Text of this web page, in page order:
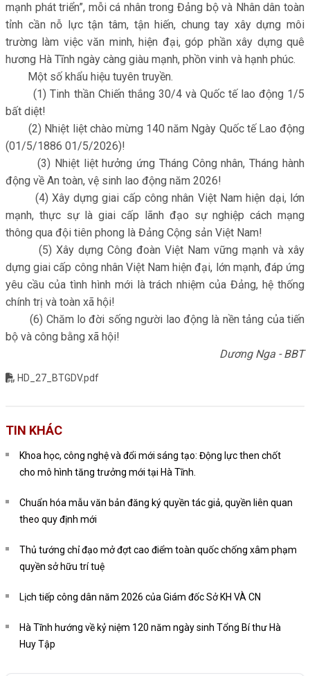
mạnh phát triển”, mỗi cá nhân trong Đảng bộ và Nhân dân toàn
tỉnh cần nỗ lực tận tâm, tận hiến, chung tay xây dựng môi
trường làm việc văn minh, hiện đại, góp phần xây dựng quê
hương Hà Tĩnh ngày càng giàu mạnh, phồn vinh và hạnh phúc.
Một số khẩu hiệu tuyên truyền.
(1) Tinh thần Chiến thắng 30/4 và Quốc tế lao động 1/5
bất diệt!
(2) Nhiệt liệt chào mừng 140 năm Ngày Quốc tế Lao động
(01/5/1886 01/5/2026)!
(3) Nhiệt liệt hưởng ứng Tháng Công nhân, Tháng hành
động về An toàn, vệ sinh lao động năm 2026!
(4) Xây dựng giai cấp công nhân Việt Nam hiện dại, lớn
mạnh, thực sự là giai cấp lãnh đạo sự nghiệp cách mạng
thông qua đội tiên phong là Đảng Cộng sản Việt Nam!
(5) Xây dựng Công đoàn Việt Nam vững mạnh và xây
dựng giai cấp công nhân Việt Nam hiện đại, lớn mạnh, đáp ứng
yêu cầu của tình hình mới là trách nhiệm của Đảng, hệ thống
chính trị và toàn xã hội!
(6) Chăm lo đời sống người lao động là nền tảng của tiến
bộ và công bằng xã hội!
Dương Nga - BBT
HD_27_BTGDV.pdf
TIN KHÁC
Khoa học, công nghệ và đổi mới sáng tạo: Động lực then chốt
cho mô hình tăng trưởng mới tại Hà Tĩnh.
Chuẩn hóa mẫu văn bản đăng ký quyền tác giả, quyền liên quan
theo quy định mới
Thủ tướng chỉ đạo mở đợt cao điểm toàn quốc chống xâm phạm
quyền sở hữu trí tuệ
Lịch tiếp công dân năm 2026 của Giám đốc Sở KH VÀ CN
Hà Tĩnh hướng về kỷ niệm 120 năm ngày sinh Tổng Bí thư Hà
Huy Tập